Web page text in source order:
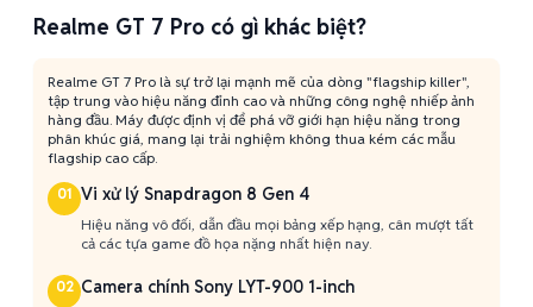
Realme GT 7 Pro có gì khác biệt?
Realme GT 7 Pro là sự trở lại mạnh mẽ của dòng "flagship killer",
tập trung vào hiệu năng đỉnh cao và những công nghệ nhiếp ảnh
hàng đầu. Máy được định vị để phá vỡ giới hạn hiệu năng trong
phân khúc giá, mang lại trải nghiệm không thua kém các mẫu
flagship cao cấp.
01 Vi xử lý Snapdragon 8 Gen 4
Hiệu năng vô đối, dẫn đầu mọi bảng xếp hạng, cân mượt tất
cả các tựa game đồ họa nặng nhất hiện nay.
02 Camera chính Sony LYT-900 1-inch